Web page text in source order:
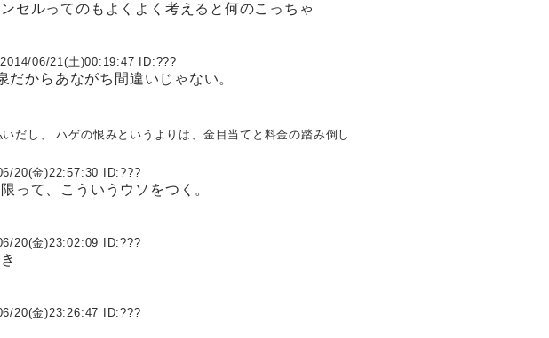
セルってのもよくよく考えると何のこっちゃ
2014/06/21(土)00:19:47 ID:???
からあながち間違いじゃない。
だし、 ハゲの恨みというよりは、金目当てと料金の踏み倒し
20(金)22:57:30 ID:???
って、こういうウソをつく。
20(金)23:02:09 ID:???
20(金)23:26:47 ID:???